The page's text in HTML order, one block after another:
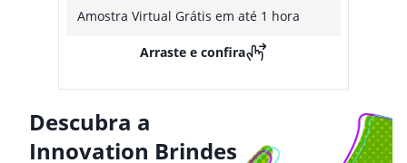
Amostra Virtual Grátis em até 1 hora
Arraste e confira
Descubra a
Innovation Brindes